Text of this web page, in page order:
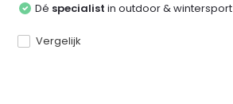
Dé specialist in outdoor & wintersport
Vergelijk